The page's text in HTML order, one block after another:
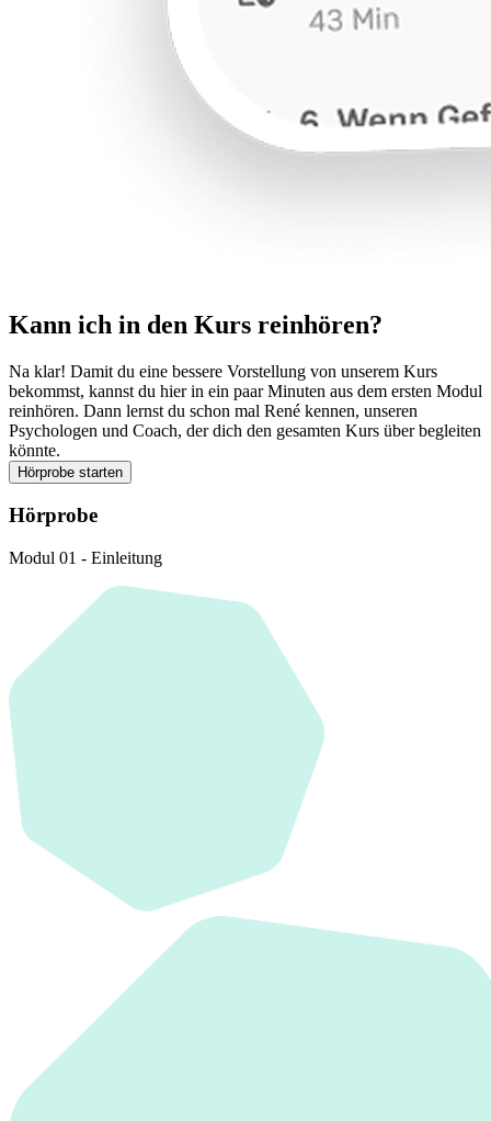
Kann ich in den Kurs reinhören?
Na klar! Damit du eine bessere Vorstellung von unserem Kurs
bekommst, kannst du hier in ein paar Minuten aus dem ersten Modul
reinhören. Dann lernst du schon mal René kennen, unseren
Psychologen und Coach, der dich den gesamten Kurs über begleiten
könnte.
Hörprobe starten
Hörprobe
Modul 01 - Einleitung